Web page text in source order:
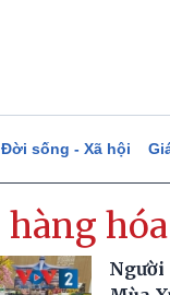
Đời sống - Xã hội
hàng